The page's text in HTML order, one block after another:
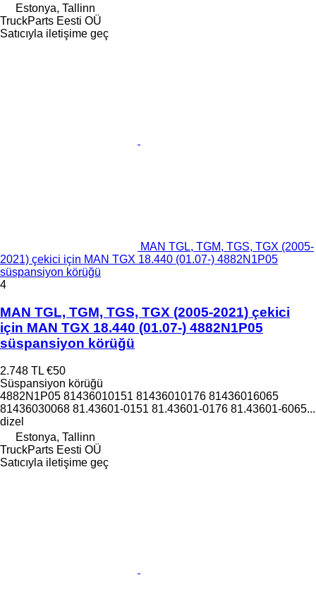
Estonya, Tallinn
TruckParts Eesti OÜ
Satıcıyla iletişime geç
MAN TGL, TGM, TGS, TGX (2005-
2021) çekici için MAN TGX 18.440 (01.07-) 4882N1P05
süspansiyon körüğü
4
MAN TGL, TGM, TGS, TGX (2005-2021) çekici
için MAN TGX 18.440 (01.07-) 4882N1P05
süspansiyon körüğü
2.748 TL €50
Süspansiyon körüğü
4882N1P05 81436010151 81436010176 81436016065
81436030068 81.43601-0151 81.43601-0176 81.43601-6065...
dizel
Estonya, Tallinn
TruckParts Eesti OÜ
Satıcıyla iletişime geç